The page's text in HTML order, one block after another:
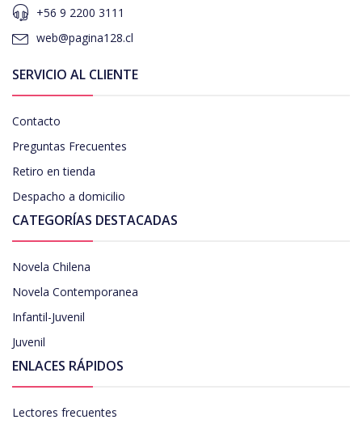
+56 9 2200 3111
web@pagina128.cl
SERVICIO AL CLIENTE
Contacto
Preguntas Frecuentes
Retiro en tienda
Despacho a domicilio
CATEGORÍAS DESTACADAS
Novela Chilena
Novela Contemporanea
Infantil-Juvenil
Juvenil
ENLACES RÁPIDOS
Lectores frecuentes